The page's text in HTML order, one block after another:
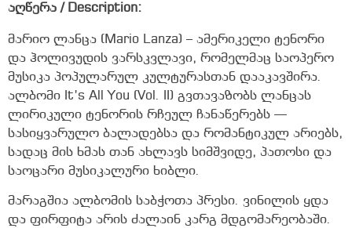
აღწერა / Description:
მარიო ლანცა (Mario Lanza) – ამერიკელი ტენორი
და ჰოლივუდის ვარსკვლავი, რომელმაც საოპერო
მუსიკა პოპულარულ კულტურასთან დააკავშირა.
ალბომი It’s All You (Vol. II) გვთავაზობს ლანცას
ლირიკული ტენორის რჩეულ ჩანაწერებს —
სასიყვარულო ბალადებსა და რომანტიკულ არიებს,
სადაც მის ხმას თან ახლავს სიმშვიდე, პათოსი და
საოცარი მუსიკალური ხიბლი.
მარაგშია ალბომის საბჭოთა პრესი. ვინილის ყდა
და ფირფიტა არის ძალაინ კარგ მდგომარეობაში.